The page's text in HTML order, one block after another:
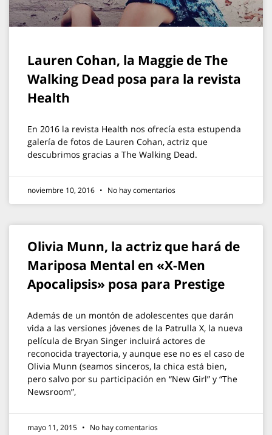
Lauren Cohan, la Maggie de The
Walking Dead posa para la revista
Health
En 2016 la revista Health nos ofrecía esta estupenda
galería de fotos de Lauren Cohan, actriz que
descubrimos gracias a The Walking Dead.
noviembre 10, 2016 No hay comentarios
Olivia Munn, la actriz que hará de
Mariposa Mental en «X-Men
Apocalipsis» posa para Prestige
Además de un montón de adolescentes que darán
vida a las versiones jóvenes de la Patrulla X, la nueva
película de Bryan Singer incluirá actores de
reconocida trayectoria, y aunque ese no es el caso de
Olivia Munn (seamos sinceros, la chica está bien,
pero salvo por su participación en “New Girl” y “The
Newsroom”,
mayo 11, 2015 No hay comentarios